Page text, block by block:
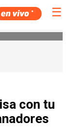
☰
con tu